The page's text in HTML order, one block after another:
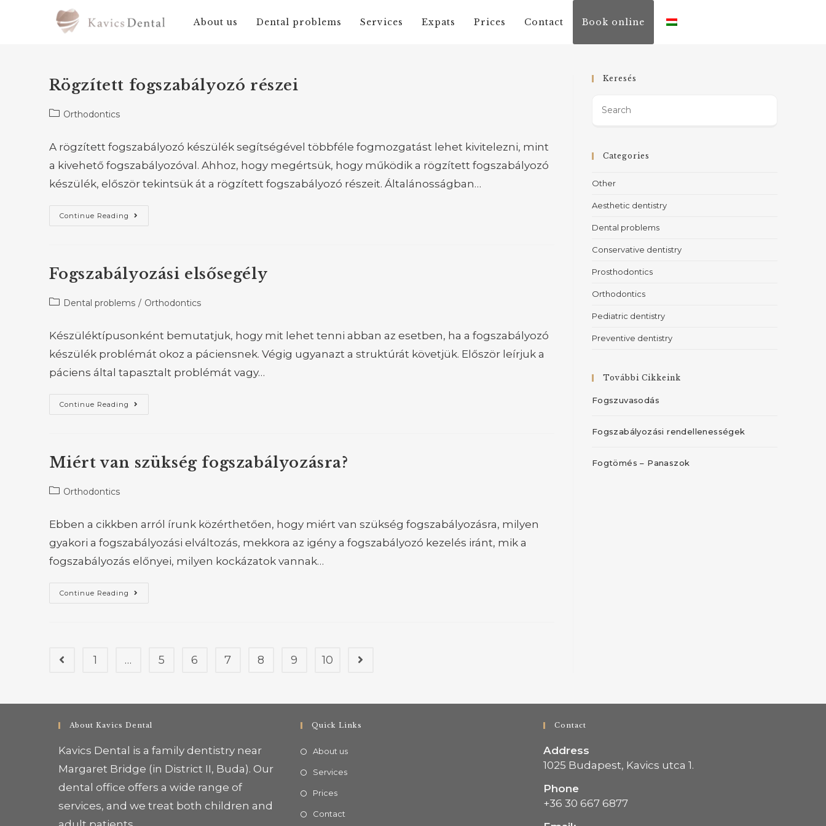
About us Dental problems Services Expats Prices Contact Book online
Rögzített fogszabályozó részei
Orthodontics
A rögzített fogszabályozó készülék segítségével többféle fogmozgatást lehet kivitelezni, mint
a kivehető fogszabályozóval. Ahhoz, hogy megértsük, hogy működik a rögzített fogszabályozó
készülék, először tekintsük át a rögzített fogszabályozó részeit. Általánosságban…
Continue Reading
Fogszabályozási elsősegély
Dental problems / Orthodontics
Készüléktípusonként bemutatjuk, hogy mit lehet tenni abban az esetben, ha a fogszabályozó
készülék problémát okoz a páciensnek. Végig ugyanazt a struktúrát követjük. Először leírjuk a
páciens által tapasztalt problémát vagy…
Continue Reading
Miért van szükség fogszabályozásra?
Orthodontics
Ebben a cikkben arról írunk közérthetően, hogy miért van szükség fogszabályozásra, milyen
gyakori a fogszabályozási elváltozás, mekkora az igény a fogszabályozó kezelés iránt, mik a
fogszabályozás előnyei, milyen kockázatok vannak…
Continue Reading
1 … 5 6 7 8 9 10
Keresés
Categories
Other
Aesthetic dentistry
Dental problems
Conservative dentistry
Prosthodontics
Orthodontics
Pediatric dentistry
Preventive dentistry
További Cikkeink
Fogszuvasodás
Fogszabályozási rendellenességek
Fogtömés – Panaszok
About Kavics Dental
Kavics Dental is a family dentistry near
Margaret Bridge (in District II, Buda). Our
dental office offers a wide range of
services, and we treat both children and
Quick Links
About us
Services
Prices
Contact
Contact
Address
1025 Budapest, Kavics utca 1.
Phone
+36 30 667 6877